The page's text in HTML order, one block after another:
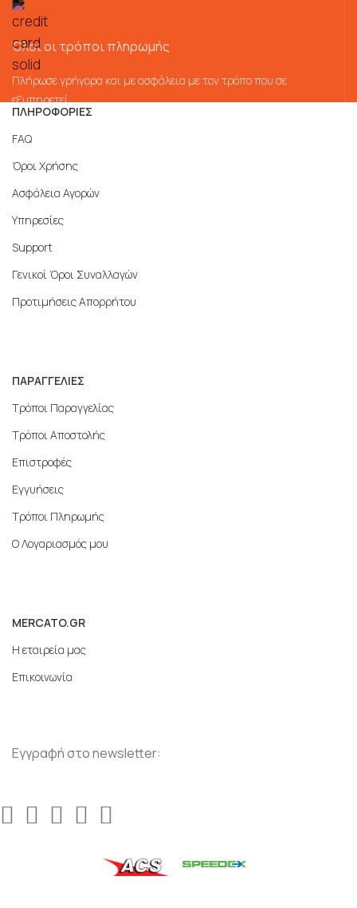
Όλοι οι τρόποι πληρωμής
Πλήρωσε γρήγορα και με ασφάλεια με τον τρόπο που σε
εξυπηρετεί
ΠΛΗΡΟΦΟΡΙΕΣ
FAQ
Όροι Χρήσης
Ασφάλεια Αγορών
Υπηρεσίες
Support
Γενικοί Όροι Συναλλαγών
Προτιμήσεις Απορρήτου
ΠΑΡΑΓΓΕΛΙΕΣ
Τρόποι Παραγγελίας
Τρόποι Αποστολής
Επιστροφές
Εγγυήσεις
Τρόποι Πληρωμής
Ο Λογαριασμός μου
MERCATO.GR
Η εταιρεία μας
Επικοινωνία
Εγγραφή στο newsletter: